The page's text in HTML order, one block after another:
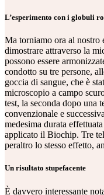
L’esperimento con i globuli
Ma torniamo ora al nostro
dimostrare attraverso la
possono essere
condotto su tre persone,
goccia di sangue, che è
microscopio a campo
test, la seconda dopo una
convenzionale e
medesima durata
applicato il Biochip. Tre
peraltro lo stesso effetto,
Un risultato stupefacente
È davvero interessante